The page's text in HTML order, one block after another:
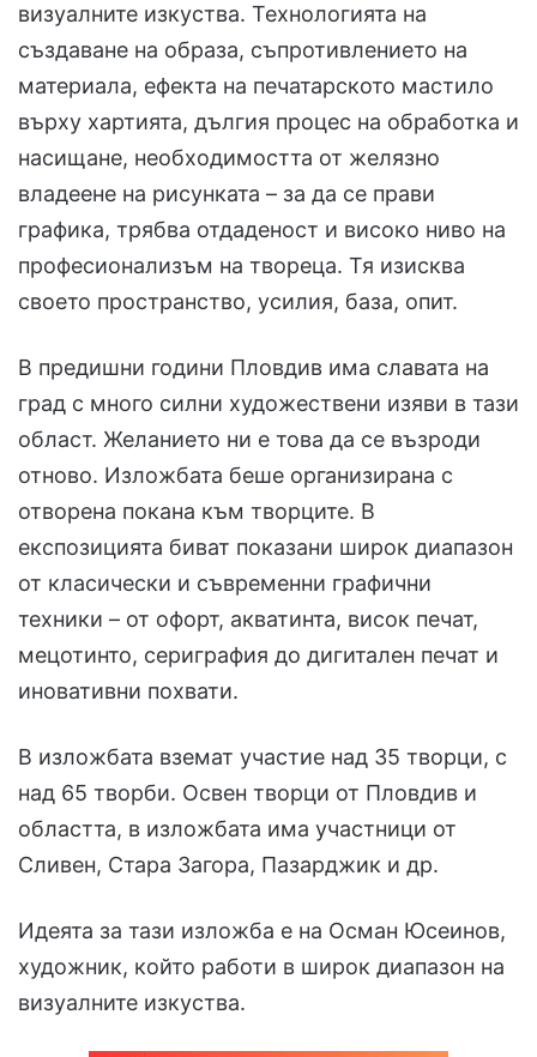
визуалните изкуства. Технологията на
създаване на образа, съпротивлението на
материала, ефекта на печатарското мастило
върху хартията, дългия процес на обработка и
насищане, необходимостта от желязно
владеене на рисунката – за да се прави
графика, трябва отдаденост и високо ниво на
професионализъм на твореца. Тя изисква
своето пространство, усилия, база, опит.
В предишни години Пловдив има славата на
град с много силни художествени изяви в тази
област. Желанието ни е това да се възроди
отново. Изложбата беше организирана с
отворена покана към творците. В
експозицията биват показани широк диапазон
от класически и съвременни графични
техники – от офорт, акватинта, висок печат,
мецотинто, сериграфия до дигитален печат и
иновативни похвати.
В изложбата вземат участие над 35 творци, с
над 65 творби. Освен творци от Пловдив и
областта, в изложбата има участници от
Сливен, Стара Загора, Пазарджик и др.
Идеята за тази изложба е на Осман Юсеинов,
художник, който работи в широк диапазон на
визуалните изкуства.